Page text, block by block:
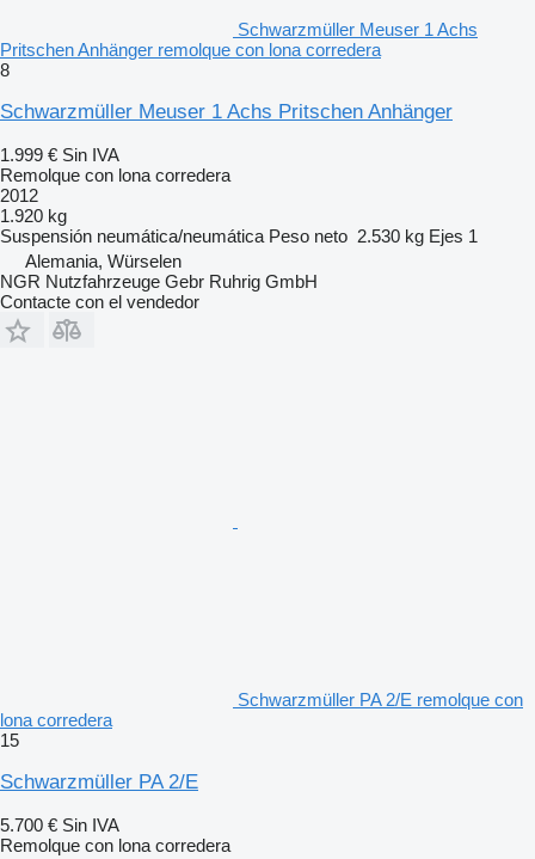
Schwarzmüller Meuser 1 Achs
Pritschen Anhänger remolque con lona corredera
8
Schwarzmüller Meuser 1 Achs Pritschen Anhänger
1.999 € Sin IVA
Remolque con lona corredera
2012
1.920 kg
Suspensión neumática/neumática Peso neto 2.530 kg Ejes 1
Alemania, Würselen
NGR Nutzfahrzeuge Gebr Ruhrig GmbH
Contacte con el vendedor
Schwarzmüller PA 2/E remolque con
lona corredera
15
Schwarzmüller PA 2/E
5.700 € Sin IVA
Remolque con lona corredera